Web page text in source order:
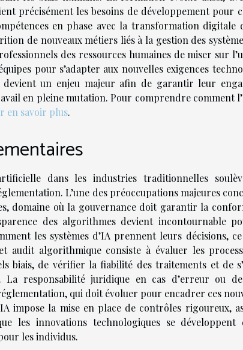
précisément les besoins de développement pour
en phase avec la transformation digitale
de nouveaux métiers liés à la gestion des
des ressources humaines de miser sur
pour s’adapter aux nouvelles exigences
devient un enjeu majeur afin de garantir leur
en pleine mutation. Pour comprendre comment
en savoir plus.
dans les industries traditionnelles
L’une des préoccupations majeures
domaine où la gouvernance doit garantir la
des algorithmes devient incontournable
les systèmes d’IA prennent leurs décisions,
audit algorithmique consiste à évaluer les
biais, de vérifier la fiabilité des traitements et de
La responsabilité juridique en cas d’erreur ou
qui doit évoluer pour encadrer ces
impose la mise en place de contrôles rigoureux,
les innovations technologiques se développent
les individus.